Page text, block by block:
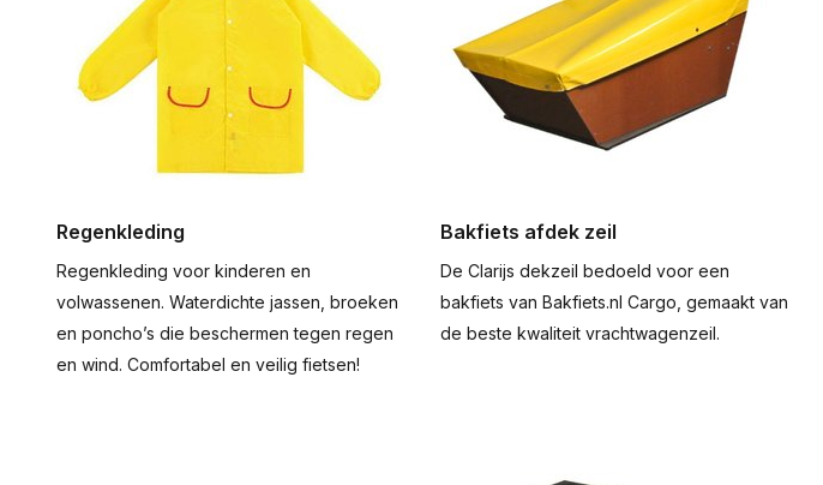
Regenkleding
Regenkleding voor kinderen en
volwassenen. Waterdichte jassen, broeken
en poncho’s die beschermen tegen regen
en wind. Comfortabel en veilig fietsen!
Bakfiets afdek zeil
De Clarijs dekzeil bedoeld voor een
bakfiets van Bakfiets.nl Cargo, gemaakt van
de beste kwaliteit vrachtwagenzeil.